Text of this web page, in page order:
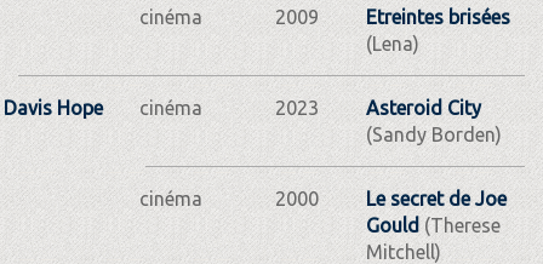
cinéma 2009
Etreintes brisées
(Lena)
Davis Hope cinéma 2023
Asteroid City
(Sandy Borden)
cinéma 2000
Le secret de Joe
Gould(Therese
Mitchell)